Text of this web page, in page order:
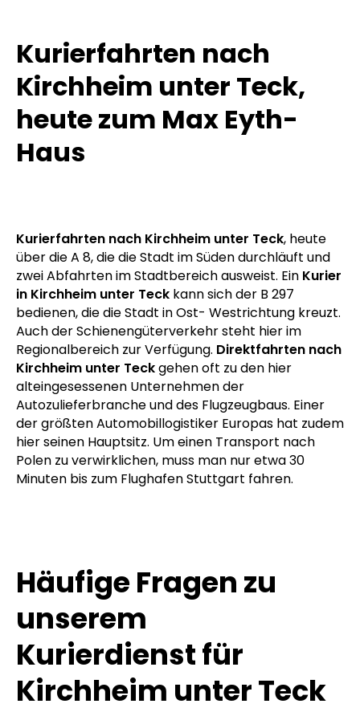
Kurierfahrten nach
Kirchheim unter Teck,
heute zum Max Eyth-
Haus
Kurierfahrten nach Kirchheim unter Teck, heute
über die A 8, die die Stadt im Süden durchläuft und
zwei Abfahrten im Stadtbereich ausweist. Ein Kurier
in Kirchheim unter Teck kann sich der B 297
bedienen, die die Stadt in Ost- Westrichtung kreuzt.
Auch der Schienengüterverkehr steht hier im
Regionalbereich zur Verfügung. Direktfahrten nach
Kirchheim unter Teckgehen oft zu den hier
alteingesessenen Unternehmen der
Autozulieferbranche und des Flugzeugbaus. Einer
der größten Automobillogistiker Europas hat zudem
hier seinen Hauptsitz. Um einen Transport nach
Polen zu verwirklichen, muss man nur etwa 30
Minuten bis zum Flughafen Stuttgart fahren.
Häufige Fragen zu
unserem
Kurierdienst für
Kirchheim unter Teck